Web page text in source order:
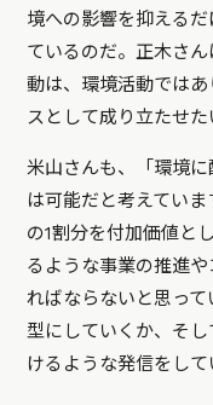
境への影響を抑える
ているのだ。正木さ
動は、環境活動では
スとして成り立たせた
米山さんも、「環境
は可能だと考えてい
の1割分を付加価値と
るような事業の推進
ればならないと思っ
型にしていくか、そ
けるような発信をして